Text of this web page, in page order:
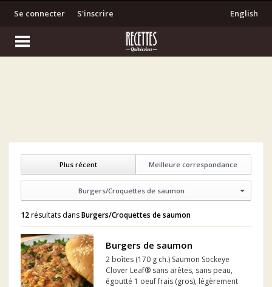
S'inscrire
Se connecter English
Meilleure correspondance
Plus récent
Burgers/Croquettes de saumon
12résultats dansBurgers/Croquettes de saumon
Burgers de saumon
2 boîtes (170 g ch.) Saumon Sockeye
Clover Leaf® sans arêtes, sans peau,
égoutté 1 oeuf frais (gros), légèrement